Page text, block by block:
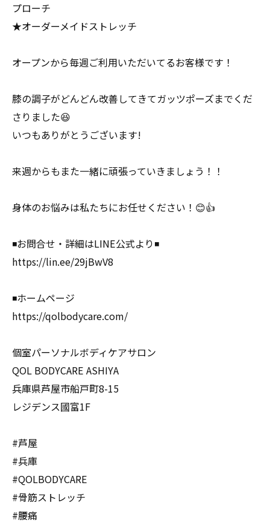
プローチ
★オーダーメイドストレッチ
オープンから毎週ご利用いただいてるお客様です！
膝の調子がどんどん改善してきてガッツポーズまでくだ
さりました😆
いつもありがとうございます!
来週からもまた一緒に頑張っていきましょう！！
身体のお悩みは私たちにお任せください！😊👍
◾️お問合せ・詳細はLINE公式より◾️
https://lin.ee/29jBwV8
◾️ホームページ
https://qolbodycare.com/
個室パーソナルボディケアサロン
QOL BODYCARE ASHIYA
兵庫県芦屋市船戸町8-15
レジデンス國富1F
#芦屋
#兵庫
#QOLBODYCARE
#骨筋ストレッチ
#腰痛